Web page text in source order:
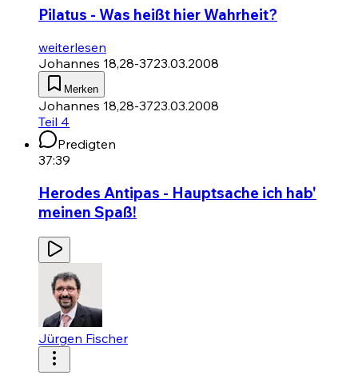
Pilatus - Was heißt hier Wahrheit?
weiterlesen
Johannes 18,28-3723.03.2008
Merken
Johannes 18,28-3723.03.2008
Teil 4
Predigten
37:39
Herodes Antipas - Hauptsache ich hab'
meinen Spaß!
Jürgen Fischer